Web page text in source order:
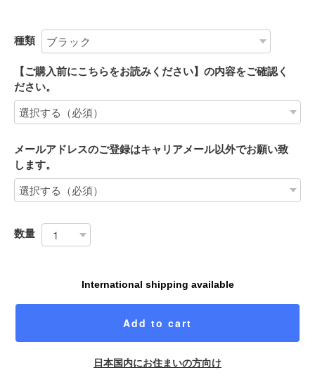
種類
【ご購入前にこちらをお読みください】の内容をご確認く
ださい。
メールアドレスのご登録はキャリアメール以外でお願い致
します。
数量
International shipping available
Add to cart
日本国内にお住まいの方向け